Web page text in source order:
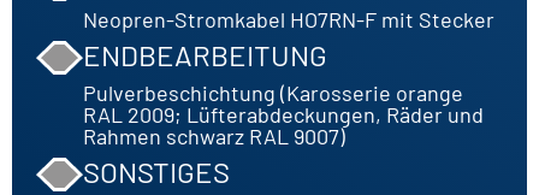
Neopren-Stromkabel HO7RN-F mit Stecker
ENDBEARBEITUNG
Pulverbeschichtung (Karosserie orange
RAL 2009; Lüfterabdeckungen, Räder und
Rahmen schwarz RAL 9007)
SONSTIGES